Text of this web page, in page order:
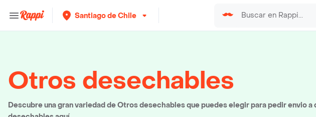
Santiago de Chile
Otros desechables
Descubre una gran variedad de Otros desechables que puedes elegir para pedir envio